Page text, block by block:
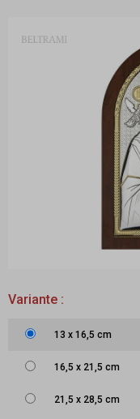
Variante :
13x 16,5 cm
16,5x 21,5 cm
21,5x 28,5 cm